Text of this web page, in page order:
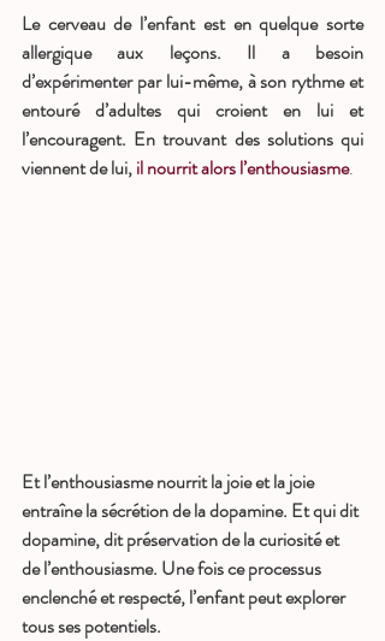
Le cerveau de l’enfant est en quelque sorte
allergique aux leçons. Il a besoin
d’expérimenter par lui-même, à son rythme et
entouré d’adultes qui croient en lui et
l’encouragent. En trouvant des solutions qui
viennent de lui, il nourrit alors l’enthousiasme.
Et l’enthousiasme nourrit la joie et la joie
entraîne la sécrétion de la dopamine. Et qui dit
dopamine, dit préservation de la curiosité et
de l’enthousiasme. Une fois ce processus
enclenché et respecté, l’enfant peut explorer
tous ses potentiels.